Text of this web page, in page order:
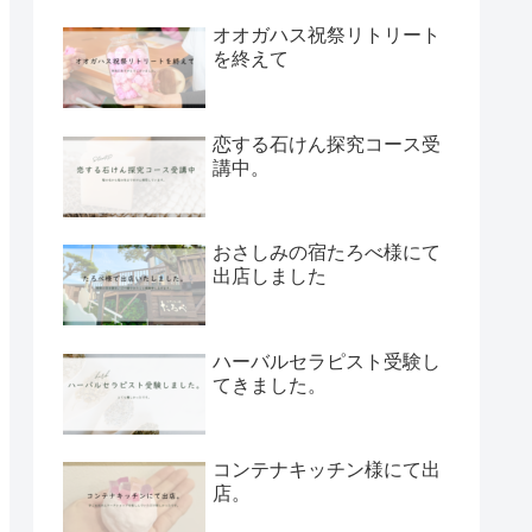
オオガハス祝祭リトリート
を終えて
恋する石けん探究コース受
講中。
おさしみの宿たろべ様にて
出店しました
ハーバルセラピスト受験し
てきました。
コンテナキッチン様にて出
店。